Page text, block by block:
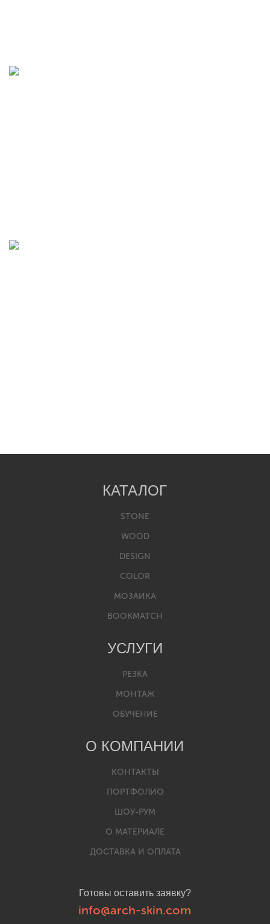
Готовы оставить заявку?
info@arch-skin.com
КАТАЛОГ
STONE
WOOD
DESIGN
COLOR
МОЗАИКА
BOOKMATCH
УСЛУГИ
РЕЗКА
МОНТАЖ
ОБУЧЕНИЕ
О КОМПАНИИ
КОНТАКТЫ
ПОРТФОЛИО
ШОУ-РУМ
О МАТЕРИАЛЕ
ДОСТАВКА И ОПЛАТА